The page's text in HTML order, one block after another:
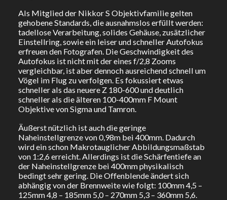
Als Mitglied der Nikkor S Objektivfamilie gelten
gehobene Standards, die ausnahmslos erfüllt werden:
tadellose Verarbeitung, solides Gehäuse, zusätzlicher
Einstellring, sowie ein leiser und schneller Autofokus
erfreuen den Fotografen. Die Geschwindigkeit des
Autofokus ist nicht mit der eines f/2,8 Zooms
vergleichbar, ist aber dennoch ausreichend schnell um
Vögel im Flug zu verfolgen. Es fokussiert etwas
schneller als das neuere Z 180-600 und deutlich
schneller als die älteren 100-400mm F Mount
Objektive von Sigma und Tamron.
Äußerst nützlich ist auch die geringe
Naheinstellgrenze von 0,98m bei 400mm. Dadurch
wird ein schon Makrotauglicher Abbildungsmaßstab
von 1:2,6 erreicht. Allerdings ist die Schärfentiefe an
der Naheinstellgrenze bei 400mm physikalisch
bedingt sehr gering. Die Offenblende ändert sich
abhängig von der Brennweite wie folgt: 100mm 4,5 –
125mm 4,8 – 185mm 5,0 – 270mm 5,3 – 360mm 5,6.